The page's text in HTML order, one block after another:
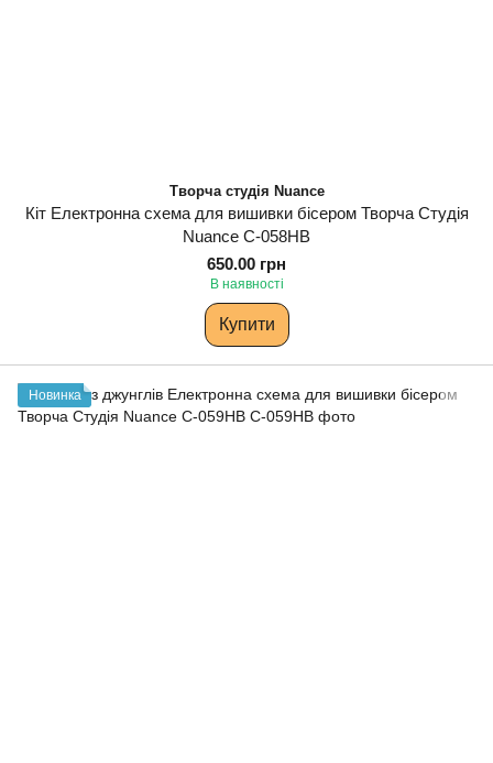
Творча студія Nuance
Кіт Електронна схема для вишивки бісером Творча Студія
Nuance С-058НВ
650.00 грн
В наявності
Купити
Новинка